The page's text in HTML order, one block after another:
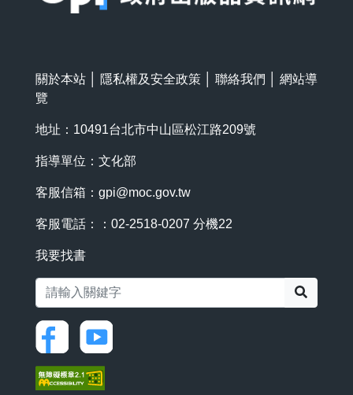
關於本站 隱私權及安全政策 聯絡我們
網站導
覽
地址：10491台北市中山區松江路209號
指導單位：文化部
客服信箱： gpi@moc.gov.tw
客服電話：：02-2518-0207 分機22
我要找書